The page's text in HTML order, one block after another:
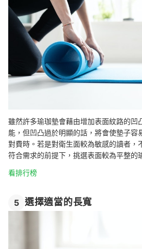
雖然許多瑜珈墊會藉由增加表面紋路的凹
能，但凹凸過於明顯的話，將會使墊子容
對費時。若是對衛生面較為敏感的讀者，
符合需求的前提下，挑選表面較為平整的
看排行榜
5 選擇適當的長寬